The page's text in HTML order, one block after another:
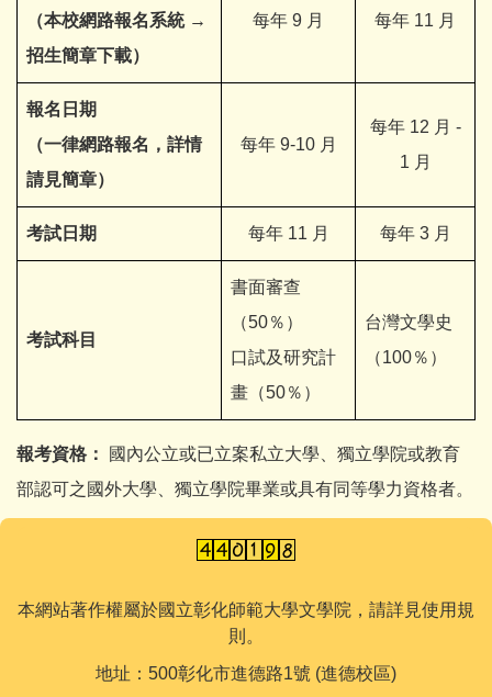
（本校網路報名系統 →
招生簡章下載）
每年 9 月 每年 11 月
報名日期
（一律網路報名，詳情
請見簡章）
每年 9-10 月
每年 12 月 -
1 月
考試日期 每年 11 月 每年 3 月
考試科目
書面審查
（50％）
口試及研究計
畫（50％）
台灣文學史
（100％）
報考資格：
國內公立或已立案私立大學、獨立學院或教育
部認可之國外大學、獨立學院畢業或具有同等學力資格者。
本網站著作權屬於國立彰化師範大學文學院，請詳見使用規
則。
地址：500彰化市進德路1號 (進德校區)